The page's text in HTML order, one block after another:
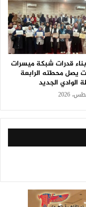
قدرات شبكة ميسرات
يصل محطته الرابعة
الوادي الجديد